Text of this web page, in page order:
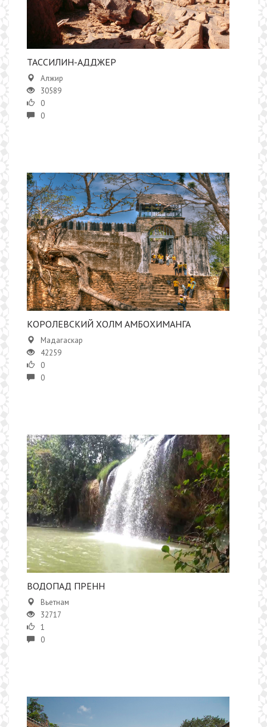
ТАССИЛИН-АДДЖЕР
Алжир
30589
0
0
КОРОЛЕВСКИЙ ХОЛМ АМБОХИМАНГА
Мадагаскар
42259
0
0
ВОДОПАД ПРЕНН
Вьетнам
32717
1
0